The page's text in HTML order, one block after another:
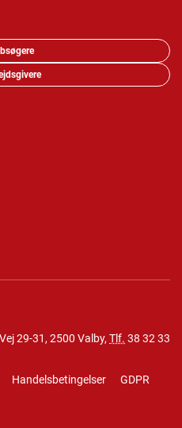
29-31, 2500 Valby, Tlf. 38 32 33
Handelsbetingelser
GDPR